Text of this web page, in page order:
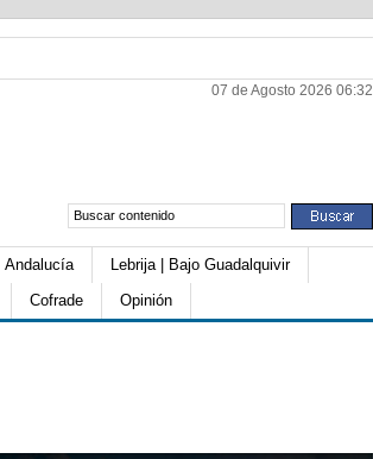
07 de Agosto 2026 06:32
Andalucía
Lebrija | Bajo Guadalquivir
Cofrade Opinión